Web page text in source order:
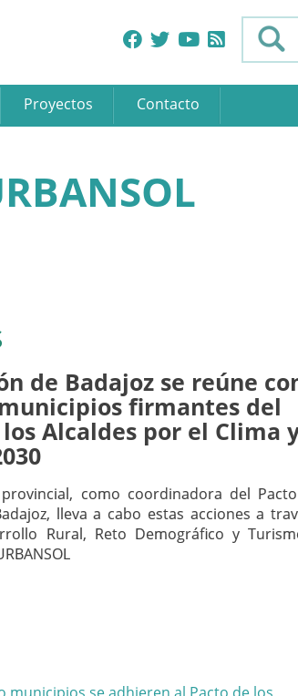
Proyectos Contacto
de Badajoz se reúne
firmantes del
Alcaldes por el Clima
como coordinadora del
lleva a cabo estas acciones a
Rural, Reto Demográfico y